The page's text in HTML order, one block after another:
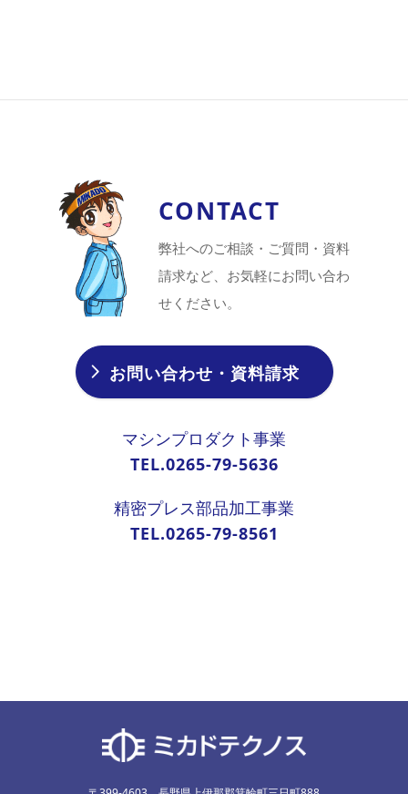
CONTACT
弊社へのご相談・ご質問・資料
請求など、お気軽にお問い合わ
せください。
お問い合わせ・資料請求
マシンプロダクト事業
TEL.0265-79-5636
精密プレス部品加工事業
TEL.0265-79-8561